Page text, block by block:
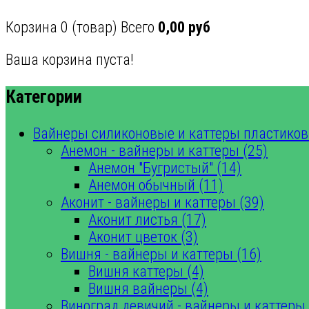
Корзина 0 (товар) Всего 0,00 руб
Ваша корзина пуста!
Категории
Вайнеры силиконовые и каттеры
Анемон - вайнеры и каттеры (25)
Анемон "Бугристый" (14)
Анемон обычный (11)
Аконит - вайнеры и каттеры (39)
Аконит листья (17)
Аконит цветок (3)
Вишня - вайнеры и каттеры (16)
Вишня каттеры (4)
Вишня вайнеры (4)